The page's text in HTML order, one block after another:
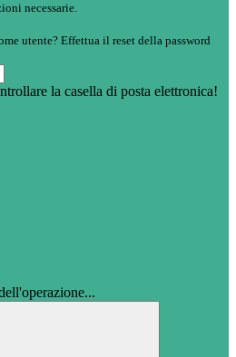
necessarie.
utente? Effettua il reset della password
la casella di posta elettronica!